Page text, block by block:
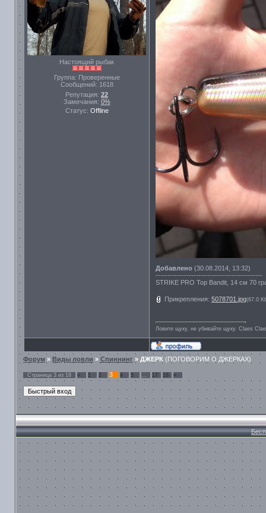
Настоящий рыбак
Группа: Проверенные
Сообщений: 1618
Репутация: 22
Замечания: 0%
Статус: Offline
Добавлено (30.08.2014, 13:32)
---------------------------------------------
STRIKE PRO Top Bandit, 14 см 70
Прикрепления: 5078701.jpg(67.0
Ловите щуку, не убивайте щуку. Сlaes
Форум » Виды ловли » Спиннинг » ДЖЕРК (ПОГОВОРИМ О ДЖЕРКАХ)
Страница 3 из 18 « 1 2 3 4 5 … 17 18 »